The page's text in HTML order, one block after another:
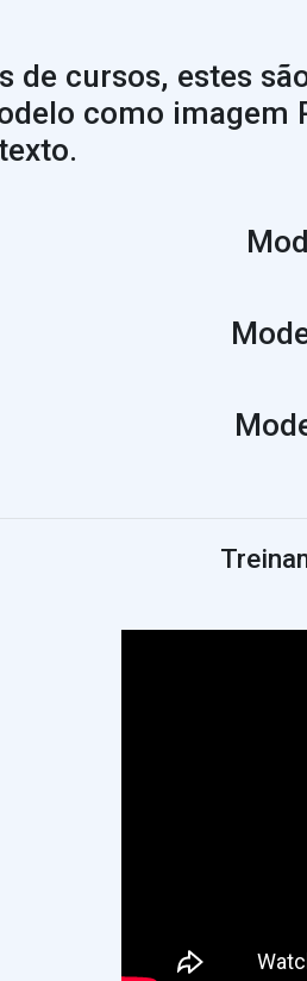
de cursos, estes
como imagem